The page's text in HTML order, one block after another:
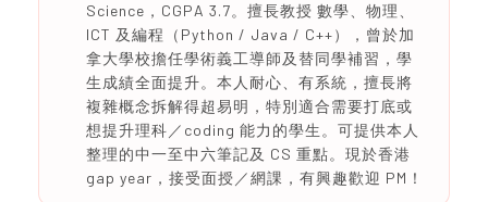
Science，CGPA 3.7。擅長教授 數學、物理、
ICT 及編程（Python / Java / C++），曾於加
拿大學校擔任學術義工導師及替同學補習，學
生成績全面提升。本人耐心、有系統，擅長將
複雜概念拆解得超易明，特別適合需要打底或
想提升理科／coding 能力的學生。可提供本人
整理的中一至中六筆記及 CS 重點。現於香港
gap year，接受面授／網課，有興趣歡迎 PM！